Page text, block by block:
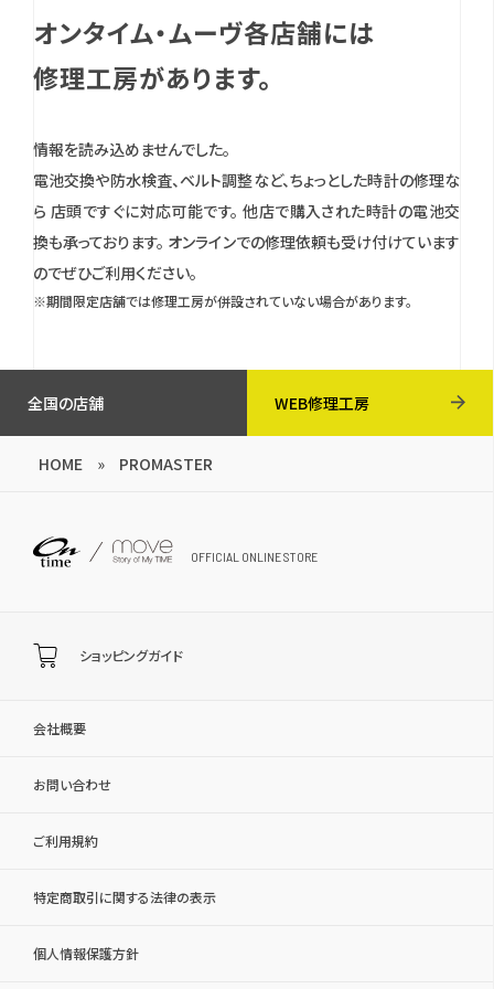
オンタイム・ムーヴ各店舗には
修理工房があります。
情報を読み込めませんでした。
電池交換や防水検査、ベルト調整など、ちょっとした時計の修理な
ら 店頭ですぐに対応可能です。 他店で購入された時計の電池交
換も承っております。 オンラインでの修理依頼も受け付けています
のでぜひご利用ください。
※期間限定店舗では修理工房が併設されていない場合があります。
全国の店舗 WEB修理工房
HOME » PROMASTER
OFFICIAL ONLINE STORE
会社概要
お問い合わせ
ご利用規約
特定商取引に関する法律の表示
個人情報保護方針
ショッピングガイド